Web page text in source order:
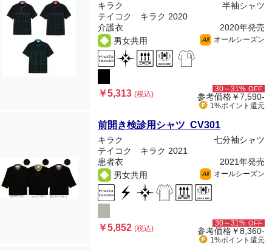
キラク
半袖シャツ
テイコク キラク 2020
介護衣
2020年発売
男女共用
All オールシーズン
￥5,313(税込)
30～31% OFF
参考価格￥7,590-
1%ポイント 還元
前開き検診用シャツ CV301
キラク
七分袖シャツ
テイコク キラク 2021
患者衣
2021年発売
男女共用
All オールシーズン
￥5,852(税込)
30～31% OFF
参考価格￥8,360-
1%ポイント 還元